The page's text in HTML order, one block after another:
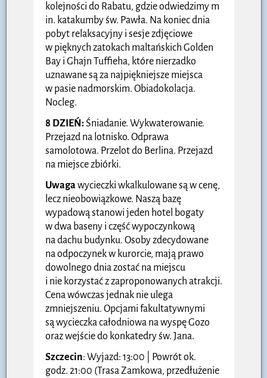
kolejności do Rabatu, gdzie odwiedzimy m
in. katakumby św. Pawła. Na koniec dnia
pobyt relaksacyjny i sesje zdjęciowe
w pięknych zatokach maltańskich Golden
Bay i Ghajn Tuffieha, które nierzadko
uznawane są za najpiękniejsze miejsca
w pasie nadmorskim. Obiadokolacja.
Nocleg.
8 DZIEŃ:Śniadanie. Wykwaterowanie.
Przejazd na lotnisko. Odprawa
samolotowa. Przelot do Berlina. Przejazd
na miejsce zbiórki.
Uwagawycieczki wkalkulowane są w cenę,
lecz nieobowiązkowe. Naszą bazę
wypadową stanowi jeden hotel bogaty
w dwa baseny i część wypoczynkową
na dachu budynku. Osoby zdecydowane
na odpoczynek w kurorcie, mają prawo
dowolnego dnia zostać na miejscu
i nie korzystać z zaproponowanych atrakcji.
Cena wówczas jednak nie ulega
zmniejszeniu. Opcjami fakultatywnymi
są wycieczka całodniowa na wyspę Gozo
oraz wejście do konkatedry św. Jana.
Szczecin: Wyjazd: 13:00 | Powrót ok.
godz. 21:00 (Trasa Zamkowa, przedłużenie